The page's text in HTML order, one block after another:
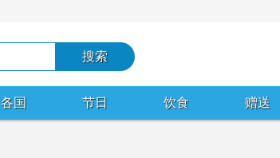
各国 节日 饮食 赠送